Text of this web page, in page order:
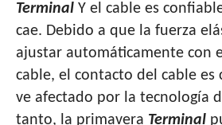
Terminal Y el cable es
cae. Debido a que la fuerza
ajustar automáticamente con
cable, el contacto del cable es
ve afectado por la tecnología
tanto, la primavera Terminal